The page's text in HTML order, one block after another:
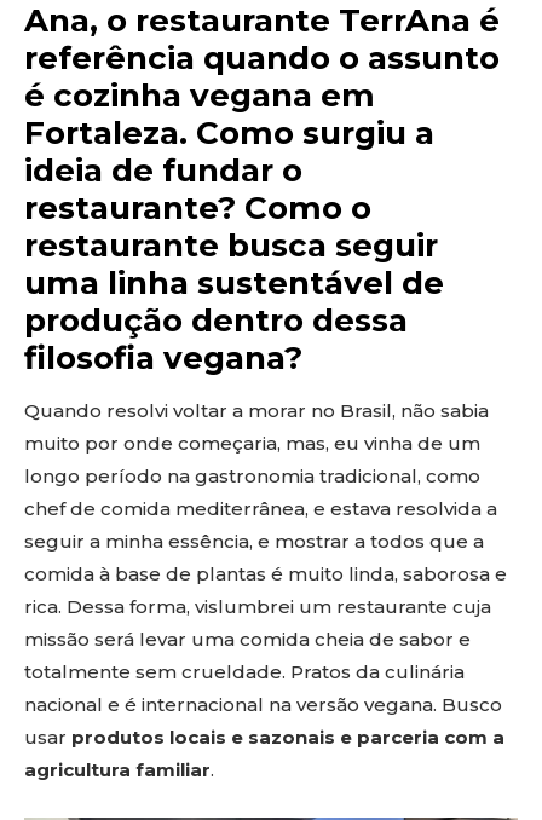
Ana, o restaurante TerrAna é
referência quando o assunto
é cozinha vegana em
Fortaleza. Como surgiu a
ideia de fundar o
restaurante? Como o
restaurante busca seguir
uma linha sustentável de
produção dentro dessa
filosofia vegana?
Quando resolvi voltar a morar no Brasil, não sabia
muito por onde começaria, mas, eu vinha de um
longo período na gastronomia tradicional, como
chef de comida mediterrânea, e estava resolvida a
seguir a minha essência, e mostrar a todos que a
comida à base de plantas é muito linda, saborosa e
rica. Dessa forma, vislumbrei um restaurante cuja
missão será levar uma comida cheia de sabor e
totalmente sem crueldade. Pratos da culinária
nacional e é internacional na versão vegana. Busco
usar produtos locais e sazonais e parceria com a
agricultura familiar.